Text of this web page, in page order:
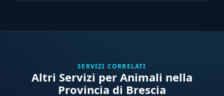
SERVIZI CORRELATI
Altri Servizi per Animali nella
Provincia di Brescia